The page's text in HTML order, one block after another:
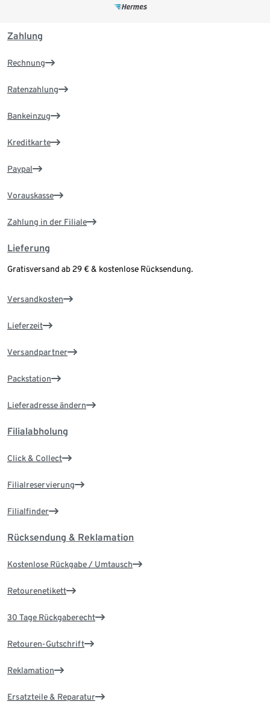
Zahlung
Rechnung
Ratenzahlung
Bankeinzug
Kreditkarte
Paypal
Vorauskasse
Zahlung in der Filiale
Lieferung
Gratisversand ab 29 € & kostenlose Rücksendung.
Versandkosten
Lieferzeit
Versandpartner
Packstation
Lieferadresse ändern
Filialabholung
Click & Collect
Filialreservierung
Filialfinder
Rücksendung & Reklamation
Kostenlose Rückgabe / Umtausch
Retourenetikett
30 Tage Rückgaberecht
Retouren-Gutschrift
Reklamation
Ersatzteile & Reparatur